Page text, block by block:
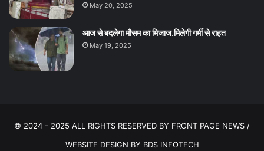
May 20, 2025
आज से बदलेगा मौसम का मिजाज.मिलेगी गर्मी से राहत
May 19, 2025
© 2024 - 2025 ALL RIGHTS RESERVED BY FRONT PAGE NEWS /
WEBSITE DESIGN BY BDS INFOTECH